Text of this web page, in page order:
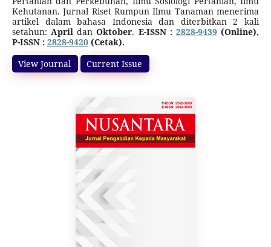
Kehutanan. Jurnal Riset Rumpun Ilmu Tanaman menerima
artikel dalam bahasa Indonesia dan diterbitkan 2 kali
setahun:April danOktober. E-ISSN : 2828-9439(Online),
P-ISSN : 2828-9420(Cetak).
Jurnal ini terakreditasi SINTA 5 (Surat Keputusan Direktur
Jenderal Pendidikan Tinggi, Riset, dan Teknologi Nomor
10/C/C3/DT.05.00/2025tanggal 21 Maret 2025 tentang
6 Nomor 1 Tahun 2027.
View Journal Current Issue